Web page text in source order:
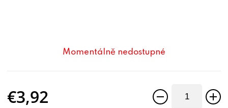
Momentálně nedostupné
€3,92